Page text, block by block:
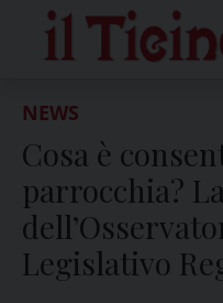
content
NEWS
Cosa è
parrocchia?
Legislativo